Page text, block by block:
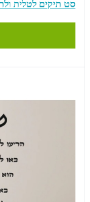
סט תיקים לטלית